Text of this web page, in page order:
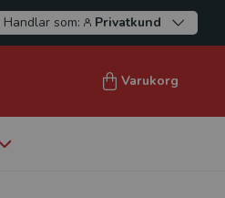
Handlar som: Privatkund
Varukorg